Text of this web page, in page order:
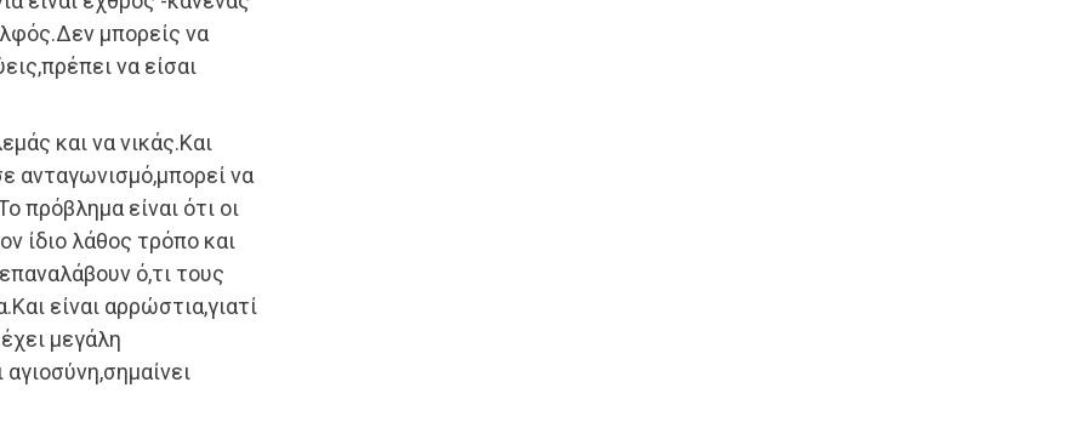
μπορείς να
να είσαι
και να νικάς.Και
ανταγωνισμό,μπορεί να
πρόβλημα είναι ότι οι
ίδιο λάθος τρόπο και
ό,τι τους
είναι αρρώστια,γιατί
μεγάλη